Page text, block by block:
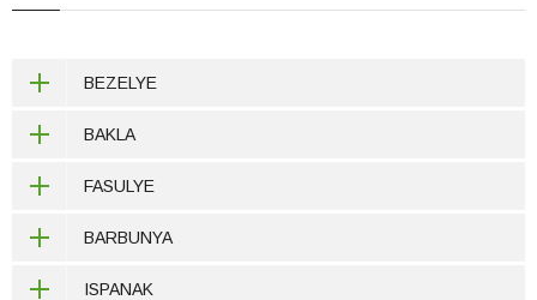
BEZELYE
BAKLA
FASULYE
BARBUNYA
ISPANAK